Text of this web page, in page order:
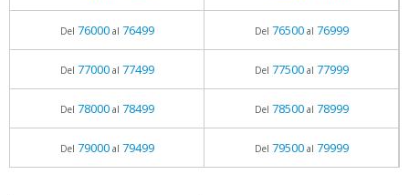
Del 76000al 76499 Del 76500al 76999
Del 77000al 77499 Del 77500al 77999
Del 78000al 78499 Del 78500al 78999
Del 79000al 79499 Del 79500al 79999